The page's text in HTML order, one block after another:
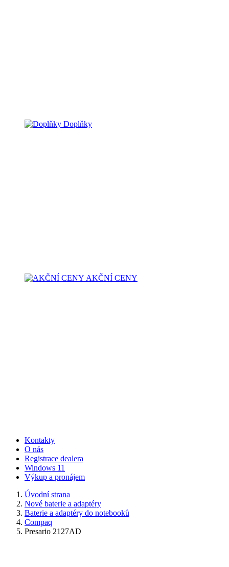
Doplňky
AKČNÍ CENY
Kontakty
O nás
Registrace dealera
Windows 11
Výkup a pronájem
Úvodní strana
Nové baterie a adaptéry
Baterie a adaptéry do notebooků
Compaq
Presario 2127AD